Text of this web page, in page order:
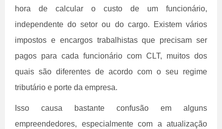
hora de calcular o custo de um funcionário,
independente do setor ou do cargo. Existem vários
impostos e encargos trabalhistas que precisam ser
pagos para cada funcionário com CLT, muitos dos
quais são diferentes de acordo com o seu regime
tributário e porte da empresa.
Isso causa bastante confusão em alguns
empreendedores, especialmente com a atualização